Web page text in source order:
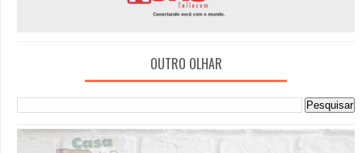
OUTRO OLHAR